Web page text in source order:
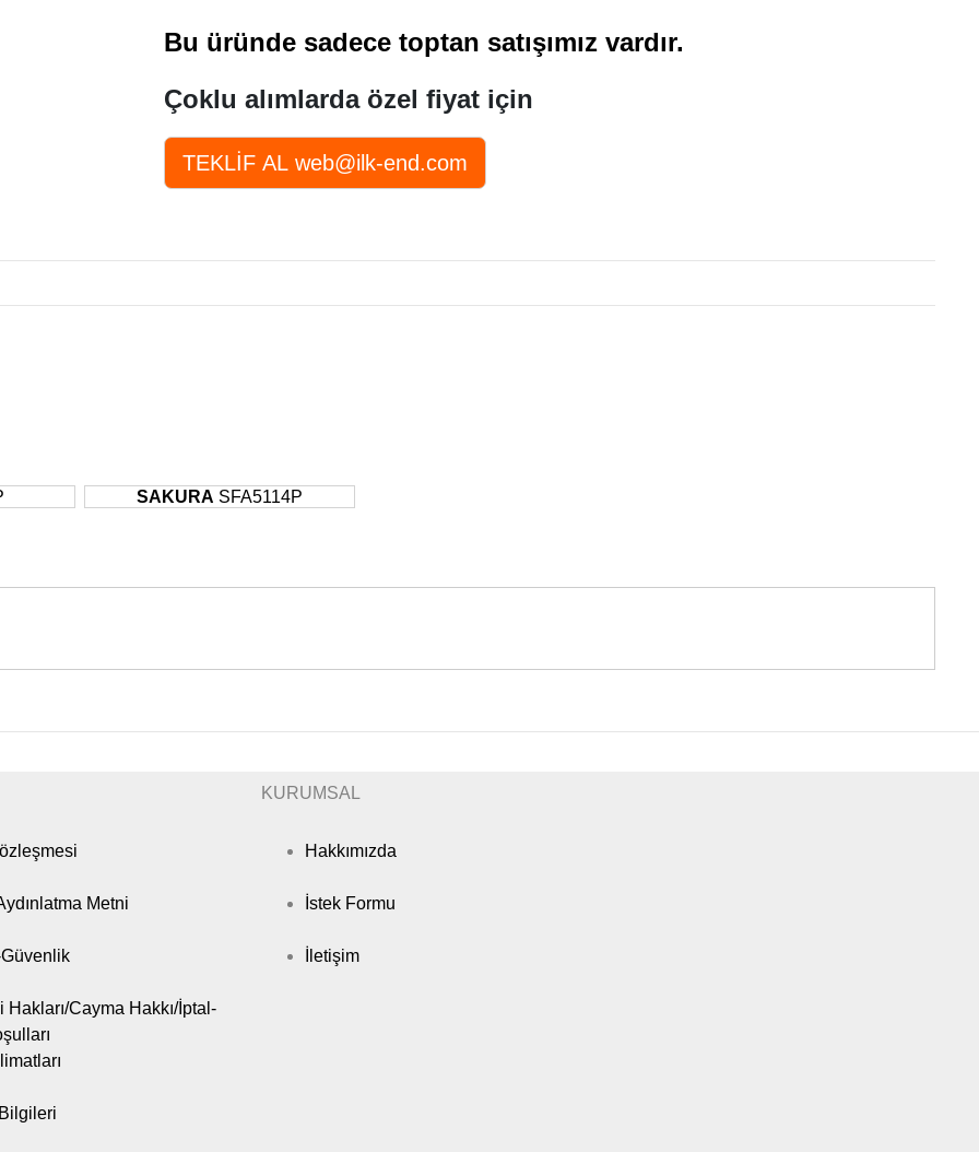
Bu üründe sadece toptan satışımız vardır.
Çoklu alımlarda özel fiyat için
SAKURA SFA5114P
Metni
Hakları/Cayma Hakkı/İptal-
KURUMSAL
Hakkımızda
İstek Formu
İletişim